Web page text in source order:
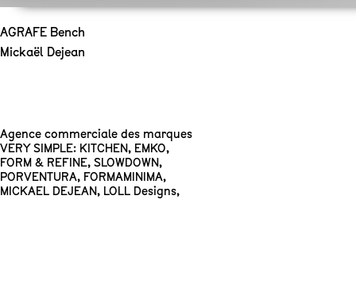
AGRAFE Bench
Mickaël Dejean
Agence commerciale des marques
VERY SIMPLE: KITCHEN, EMKO,
FORM & REFINE, SLOWDOWN,
PORVENTURA, FORMAMINIMA,
MICKAEL DEJEAN, LOLL Designs,